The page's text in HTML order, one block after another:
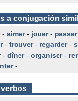
a conjugación
- aimer- jouer- passer
- trouver- regarder-
- dîner- organiser-
-